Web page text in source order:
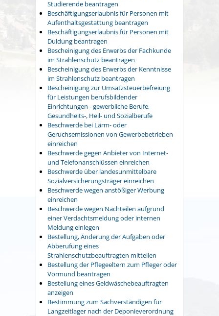
Studierende beantragen
Beschäftigungserlaubnis für Personen mit
Aufenthaltsgestattung beantragen
Beschäftigungserlaubnis für Personen mit
Duldung beantragen
Bescheinigung des Erwerbs der Fachkunde
im Strahlenschutz beantragen
Bescheinigung des Erwerbs der Kenntnisse
im Strahlenschutz beantragen
Bescheinigung zur Umsatzsteuerbefreiung
für Leistungen berufsbildender
Einrichtungen - gewerbliche Berufe,
Gesundheits-, Heil- und Sozialberufe
Beschwerde bei Lärm- oder
Geruchsemissionen von Gewerbebetrieben
einreichen
Beschwerde gegen Anbieter von Internet-
und Telefonanschlüssen einreichen
Beschwerde über landesunmittelbare
Sozialversicherungsträger einreichen
Beschwerde wegen anstößiger Werbung
einreichen
Beschwerde wegen Nachteilen aufgrund
einer Verdachtsmeldung oder internen
Meldung einlegen
Bestellung, Änderung der Aufgaben oder
Abberufung eines
Strahlenschutzbeauftragten mitteilen
Bestellung der Pflegeeltern zum Pfleger oder
Vormund beantragen
Bestellung eines Geldwäschebeauftragten
anzeigen
Bestimmung zum Sachverständigen für
Langzeitlager nach der Deponieverordnung